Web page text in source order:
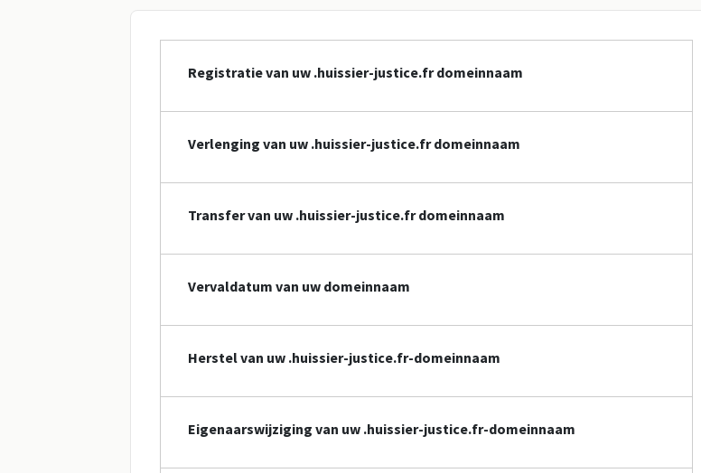
Registratie van uw .huissier-justice.fr domeinnaam
Verlenging van uw .huissier-justice.fr domeinnaam
Transfer van uw .huissier-justice.fr domeinnaam
Vervaldatum van uw domeinnaam
Herstel van uw .huissier-justice.fr-domeinnaam
Eigenaarswijziging van uw .huissier-justice.fr-domeinnaam